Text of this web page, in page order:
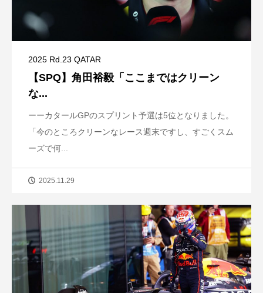
2025 Rd.23 QATAR
【SPQ】角田裕毅「ここまではクリーン
な...
ーーカタールGPのスプリント予選は5位となりました。
「今のところクリーンなレース週末ですし、すごくスム
ーズで何...
2025.11.29